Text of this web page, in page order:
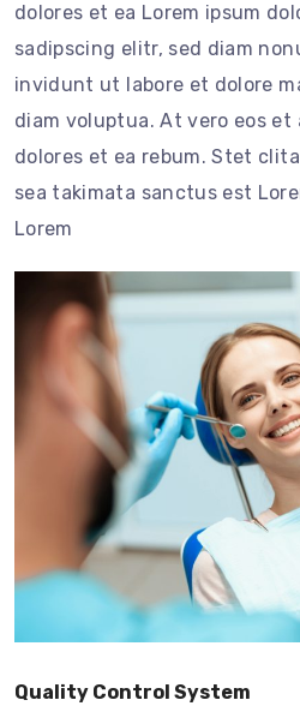
dolores et ea Lorem ipsum
sadipscing elitr, sed diam
invidunt ut labore et dolore
diam voluptua. At vero eos
dolores et ea rebum. Stet
sea takimata sanctus est
Lorem
Quality Control System